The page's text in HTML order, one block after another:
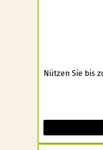
Nützen Sie bis